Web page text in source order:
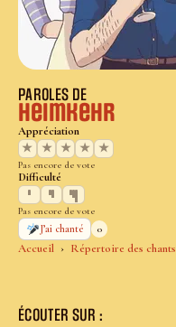
Accueil Répertoire des chants
PAROLES DE
Heimkehr
Appréciation
★
★ ★ ★ ★
Pas encore de vote
Difficulté
Pas encore de vote
J’ai chanté
0
ÉCOUTER SUR :